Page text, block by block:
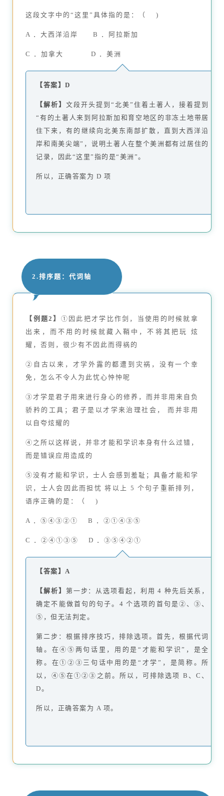
这段文字中的“这里”具体指的是：（ )
A ．大西洋沿岸 B ．阿拉斯加
C ．加拿大 D ．美洲
【答案】D
【解析】文段开头提到“北美”住着土著人，接着提到
“有的土著人来到阿拉斯加和育空地区的非冻土地带居
住下来，有的继续向北美东南部扩散，直到大西洋沿
岸和南美尖端”，说明土著人在整个美洲都有过居住的
记录，因此“这里”指的是“美洲”。
所以，正确答案为 D 项
2.排序题：代词轴
【例题2】 ①因此把才学比作剑，当使用的时候就拿
出来，而不用的时候就藏入鞘中，不将其把玩 炫
耀，否则，很少有不因此而得祸的
②自古以来，才学外露的都遭到灾祸，没有一个幸
免，怎么不令人为此忧心忡忡呢
③才学是君子用来进行身心的修养，而并非用来自负
骄矜的工具；君子是以才学来治理社会， 而并非用
以自夸炫耀的
④之所以这样说，并非才能和学识本身有什么过错，
而是错误应用造成的
⑤没有才能和学识，士人会感到羞耻；具备才能和学
识，士人会因此而担忧 将以上 5 个句子重新排列，
语序正确的是：（ )
A ．⑤④③②① B ．②①④③⑤
C ．②④①③⑤ D ．③⑤④②①
【答案】A
【解析】 第一步：从选项看起，利用 4 种先后关系，
确定不能做首句的句子。4 个选项的首句是②、③、
⑤，但无法判定。
第二步：根据排序技巧，排除选项。首先，根据代词
轴。在④⑤两句话里，用的是“才能和学识”，是全
称。在①②③三句话中用的是“才学”，是简称。所
以，④⑤在①②③之前。所以，可排除选项 B、C、
D。
所以，正确答案为 A 项。